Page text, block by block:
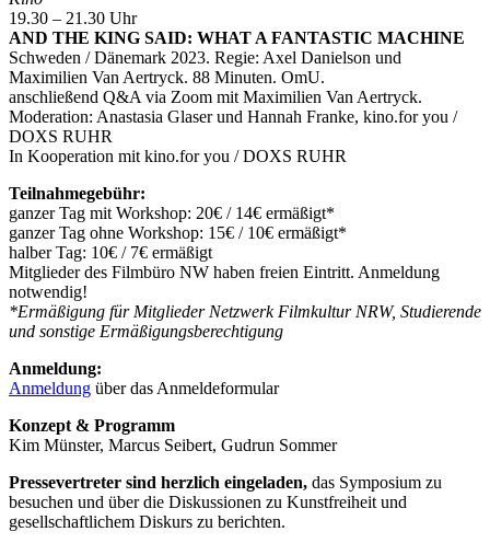
19.30 – 21.30 Uhr
AND THE KING SAID: WHAT A FANTASTIC MACHINE
Schweden / Dänemark 2023. Regie: Axel Danielson und
Maximilien Van Aertryck. 88 Minuten. OmU.
anschließend Q&A via Zoom mit Maximilien Van Aertryck.
Moderation: Anastasia Glaser und Hannah Franke, kino.for you /
DOXS RUHR
In Kooperation mit kino.for you / DOXS RUHR
Teilnahmegebühr:
ganzer Tag mit Workshop: 20€ / 14€ ermäßigt*
ganzer Tag ohne Workshop: 15€ / 10€ ermäßigt*
halber Tag: 10€ / 7€ ermäßigt
Mitglieder des Filmbüro NW haben freien Eintritt. Anmeldung
notwendig!
*Ermäßigung für Mitglieder Netzwerk Filmkultur NRW, Studierende
und sonstige Ermäßigungsberechtigung
Anmeldung:
Anmeldung über das Anmeldeformular
Konzept & Programm
Kim Münster, Marcus Seibert, Gudrun Sommer
Pressevertreter sind herzlich eingeladen, das Symposium zu
besuchen und über die Diskussionen zu Kunstfreiheit und
gesellschaftlichem Diskurs zu berichten.